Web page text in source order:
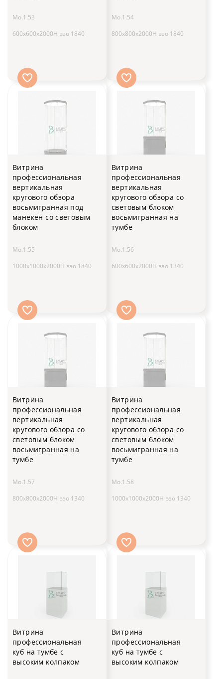
Мо.1.53
600x600x2000H вэо 1840
Мо.1.54
800x800x2000H вэо 1840
Витрина
профессиональная
вертикальная
кругового обзора
восьмигранная под
манекен со световым
блоком
Мо.1.55
1000x1000x2000H вэо 1840
Витрина
профессиональная
вертикальная
кругового обзора со
световым блоком
восьмигранная на
тумбе
Мо.1.56
600x600x2000H вэо 1340
Витрина
профессиональная
вертикальная
кругового обзора со
световым блоком
восьмигранная на
тумбе
Мо.1.57
800x800x2000H вэо 1340
Витрина
профессиональная
вертикальная
кругового обзора со
световым блоком
восьмигранная на
тумбе
Мо.1.58
1000x1000x2000H вэо 1340
Витрина
профессиональная
куб на тумбе с
высоким колпаком
Витрина
профессиональная
куб на тумбе с
высоким колпаком